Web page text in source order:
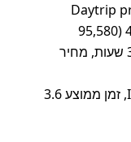
Daytrip
speaking driver – דירוג 4.8/5 (95,580
ביקורות, ~69%), זמן ממוצע 3.7 שעות, מחיר
Intui Travel Transfer (~31%), זמן ממוצע 3.6